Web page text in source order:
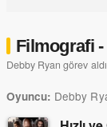
Filmografi -
Debby Ryan görev
Oyuncu: Debby